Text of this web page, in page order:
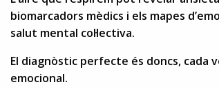
biomarcadors mèdics i els mapes
salut mental col·lectiva.
El diagnòstic perfecte és doncs, cada
emocional.